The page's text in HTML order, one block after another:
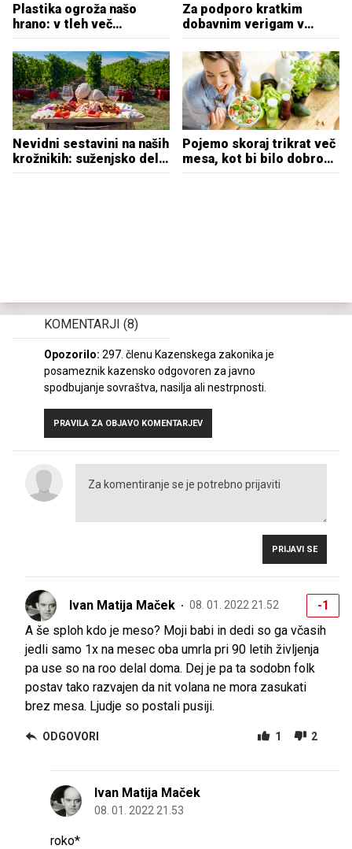
Plastika ogroža našo
hrano: v tleh več
mikroplastike kot v
oceanih
Za podporo kratkim
dobavnim verigam v
kmetijstvu 750.000 evrov
Nevidni sestavini na naših
krožnikih: suženjsko delo
in onesnaževanje okolja
Pojemo skoraj trikrat več
mesa, kot bi bilo dobro
za okolje in zdravje
KOMENTARJI (8)
Opozorilo: 297. členu Kazenskega zakonika je
posameznik kazensko odgovoren za javno
spodbujanje sovraštva, nasilja ali nestrpnosti.
PRAVILA ZA OBJAVO KOMENTARJEV
PRIJAVI SE
Ivan Matija Maček 08. 01. 2022 21.52
-1
A še sploh kdo je meso? Moji babi in dedi so ga včasih
jedli samo 1x na mesec oba umrla pri 90 letih življenja
pa use so na roo delal doma. Dej je pa ta sodobn folk
postav tako razvajen da nit volana ne mora zasukati
brez mesa. Ljudje so postali pusiji.
ODGOVORI 1 2
Ivan Matija Maček
08. 01. 2022 21.53
roko*